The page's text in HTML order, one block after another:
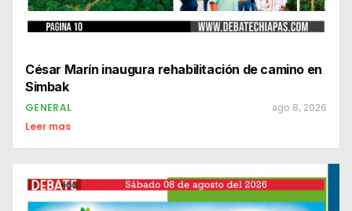
César Marín inaugura rehabilitación de camino en
Simbak
GENERAL ago 8, 2026
Leer mas